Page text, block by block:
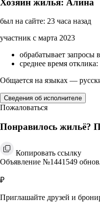
был на сайте: 23 часа назад
участник с марта 2023
обрабатывает запросы
среднее время
Общается на языках —
Сведения об исполнителе
Пожаловаться
Понравилось жильё?
Копировать ссылку
Объявление №1441549
₽
Приглашайте друзей и